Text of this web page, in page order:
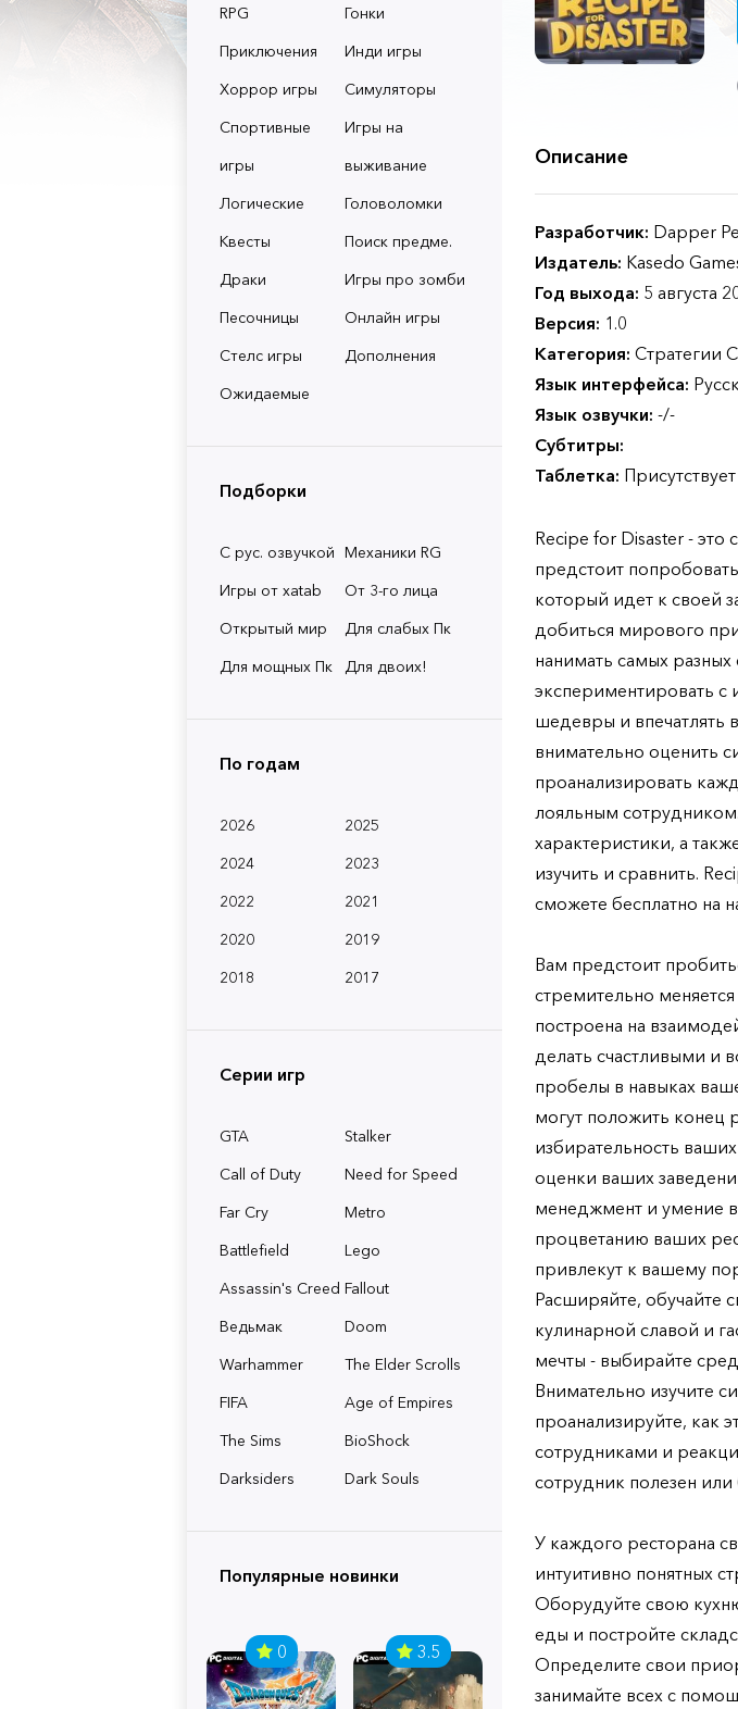
RPG
Гонки
Приключения
Инди игры
Хоррор игры
Симуляторы
Спортивные
игры
Игры на
выживание
Логические
Головоломки
Квесты
Поиск предме.
Драки
Игры про зомби
Песочницы
Онлайн игры
Стелс игры
Дополнения
Ожидаемые
Подборки
С рус. озвучкой Механики RG
Игры от xatab
От 3-го лица
Открытый мир
Для слабых Пк
Для мощных Пк
Для двоих!
По годам
2026
2025
2024
2023
2022
2021
2020
2019
2018
2017
Серии игр
GTA
Stalker
Call of Duty
Need for Speed
Far Cry
Metro
Battlefield
Lego
Assassin's Creed Fallout
Ведьмак
Doom
Warhammer
The Elder Scrolls
FIFA
Age of Empires
The Sims
BioShock
Darksiders
Dark Souls
Популярные новинки
0 3.5
Описание
Разработчик: Dapper
Издатель: Kasedo
Год выхода: 5 августа
Версия: 1.0
Категория: Стратегии
Язык интерфейса:
Язык озвучки: -/-
Субтитры:
Таблетка:
Recipe for Disaster -
предстоит
который идет к своей
добиться мирового
нанимать самых
экспериментировать с
шедевры и впечатлять
внимательно оценить
проанализировать
лояльным
характеристики, а
изучить и сравнить.
сможете бесплатно на
Вам предстоит
стремительно
построена на
делать счастливыми и
пробелы в навыках
могут положить конец
избирательность
оценки ваших
менеджмент и умение
процветанию ваших
привлекут к вашему
Расширяйте, обучайте
кулинарной славой и
мечты - выбирайте
Внимательно изучите
проанализируйте, как
сотрудниками и
сотрудник полезен
У каждого ресторана
интуитивно понятных
Оборудуйте свою
еды и постройте
Определите свои
занимайте всех с